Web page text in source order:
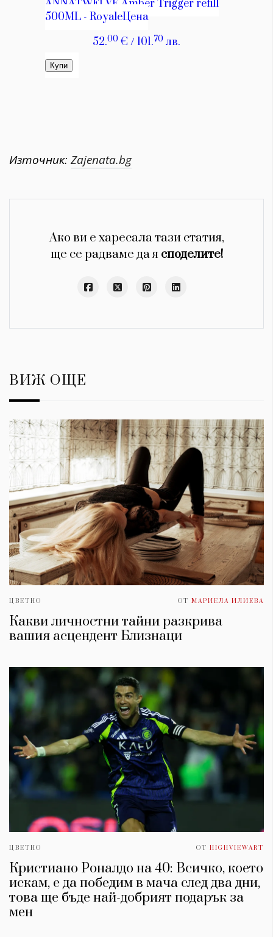
Източник: Zajenata.bg
Ако ви е харесала тази статия,
ще се радваме да я споделите!
ВИЖ ОЩЕ
ЦВЕТНО ОТ МАРИЕЛА ИЛИЕВА
Какви личностни тайни разкрива
вашия асцендент Близнаци
ЦВЕТНО ОТ HIGHVIEWART
Кристиано Роналдо на 40: Всичко, което
искам, е да победим в мача след два дни,
това ще бъде най-добрият подарък за
мен